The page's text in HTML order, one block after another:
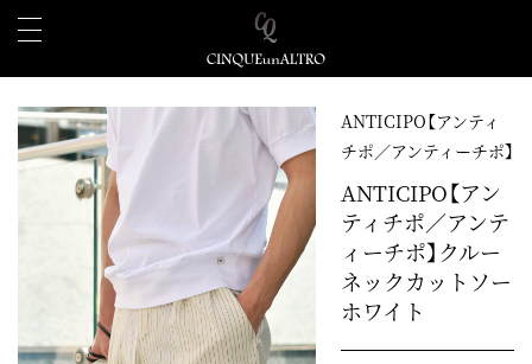
ANTICIPO【アンティ
チポ／アンティーチポ】
ANTICIPO【アン
ティチポ／アンテ
ィーチポ】クルー
ネックカットソー
ホワイト